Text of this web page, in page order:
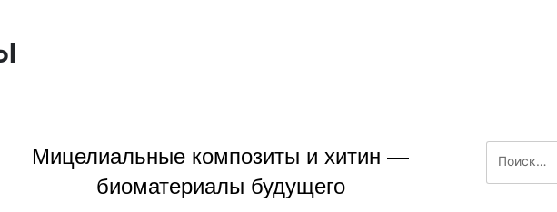
Мицелиальные композиты и хитин —
биоматериалы будущего